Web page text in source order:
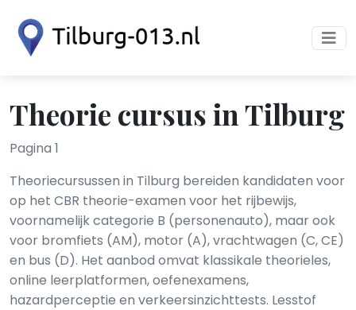
Theorie cursus in Tilburg
Pagina 1
Theoriecursussen in Tilburg bereiden kandidaten voor
op het CBR theorie-examen voor het rijbewijs,
voornamelijk categorie B (personenauto), maar ook
voor bromfiets (AM), motor (A), vrachtwagen (C, CE)
en bus (D). Het aanbod omvat klassikale theorieles,
online leerplatformen, oefenexamens,
hazardperceptie en verkeersinzichttests. Lesstof